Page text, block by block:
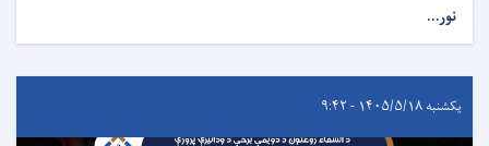
نور...
یکشنبه ۱۴۰۵/۵/۱۸ - ۹:۴۲